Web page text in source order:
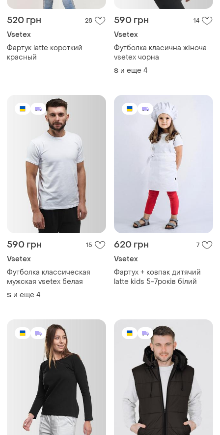
520 грн 28
Vsetex
Фартук latte короткий
красный
590 грн 14
Vsetex
Футболка класична жіноча
vsetex чорна
S и еще 4
590 грн 15
Vsetex
Футболка классическая
мужская vsetex белая
S и еще 4
620 грн 7
Vsetex
Фартух + ковпак дитячий
latte kids 5-7років білий